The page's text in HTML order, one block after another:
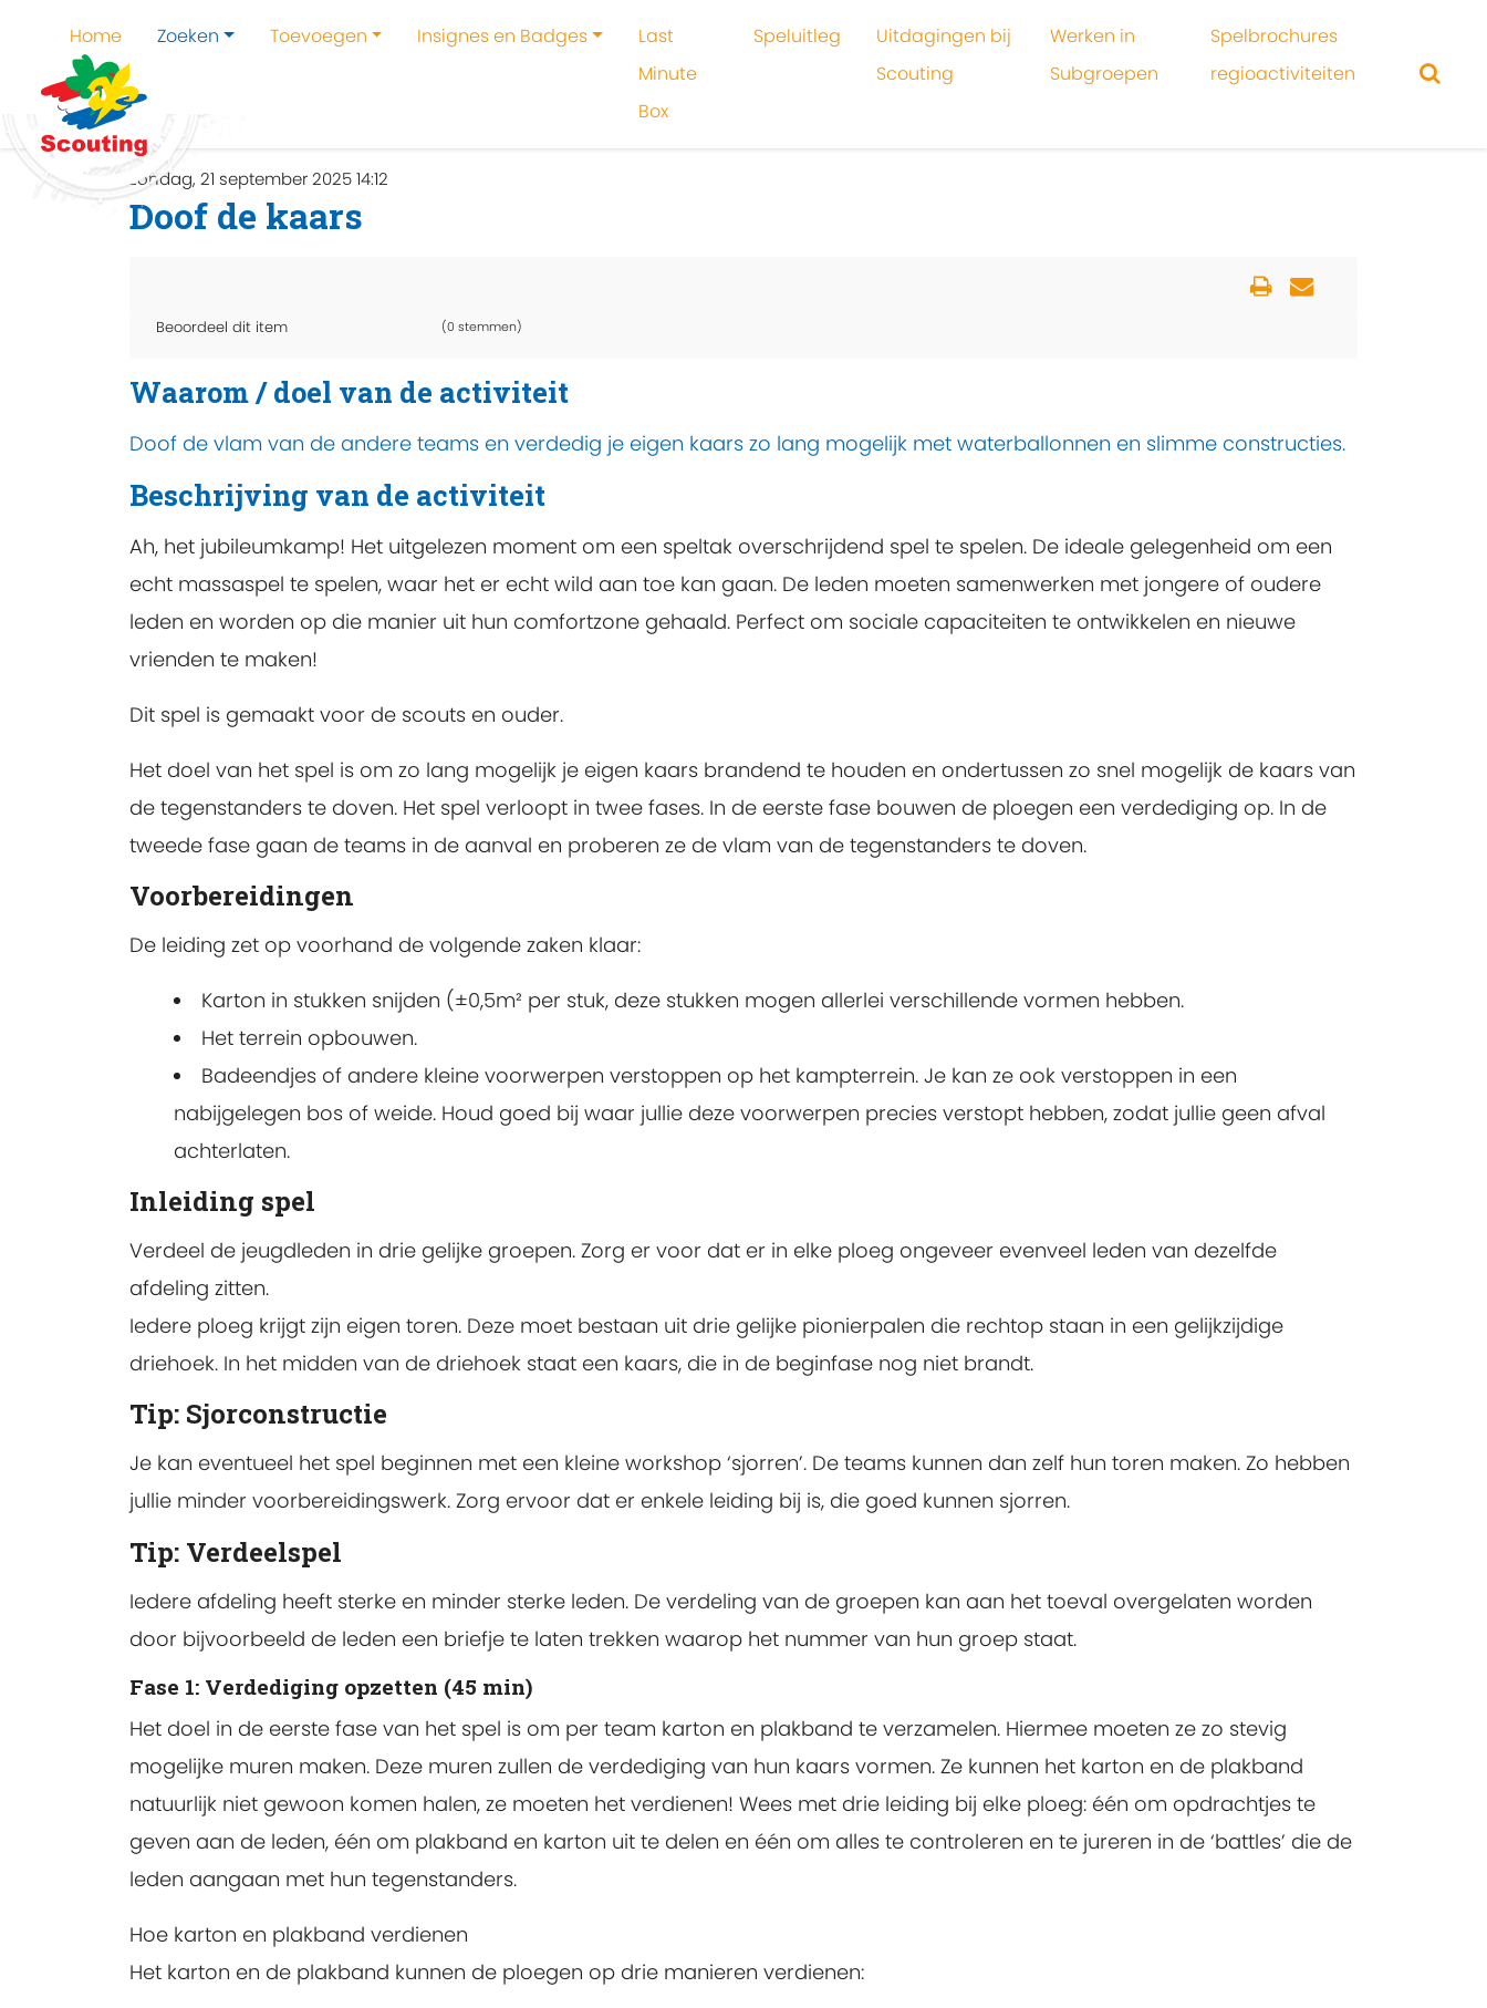
Home Zoeken Toevoegen Insignes en Badges
Last
Minute
Box
Speluitleg
Uitdagingen bij
Scouting
Werken in
Subgroepen
Spelbrochures
regioactiviteiten
Home Doof de kaars
zondag, 21 september 2025 14:12
Doof de kaars
Beoordeel dit item (0 stemmen)
Waarom / doel van de activiteit
Doof de vlam van de andere teams en verdedig je eigen kaars zo lang mogelijk met waterballonnen en slimme constructies.
Beschrijving van de activiteit
Ah, het jubileumkamp! Het uitgelezen moment om een speltak overschrijdend spel te spelen. De ideale gelegenheid om een
echt massaspel te spelen, waar het er echt wild aan toe kan gaan. De leden moeten samenwerken met jongere of oudere
leden en worden op die manier uit hun comfortzone gehaald. Perfect om sociale capaciteiten te ontwikkelen en nieuwe
vrienden te maken!
Dit spel is gemaakt voor de scouts en ouder.
Het doel van het spel is om zo lang mogelijk je eigen kaars brandend te houden en ondertussen zo snel mogelijk de kaars van
de tegenstanders te doven. Het spel verloopt in twee fases. In de eerste fase bouwen de ploegen een verdediging op. In de
tweede fase gaan de teams in de aanval en proberen ze de vlam van de tegenstanders te doven.
Voorbereidingen
De leiding zet op voorhand de volgende zaken klaar:
Karton in stukken snijden (±0,5m² per stuk, deze stukken mogen allerlei verschillende vormen hebben.
Het terrein opbouwen.
Badeendjes of andere kleine voorwerpen verstoppen op het kampterrein. Je kan ze ook verstoppen in een
nabijgelegen bos of weide. Houd goed bij waar jullie deze voorwerpen precies verstopt hebben, zodat jullie geen afval
achterlaten.
Inleiding spel
Verdeel de jeugdleden in drie gelijke groepen. Zorg er voor dat er in elke ploeg ongeveer evenveel leden van dezelfde
afdeling zitten.
Iedere ploeg krijgt zijn eigen toren. Deze moet bestaan uit drie gelijke pionierpalen die rechtop staan in een gelijkzijdige
driehoek. In het midden van de driehoek staat een kaars, die in de beginfase nog niet brandt.
Tip: Sjorconstructie
Je kan eventueel het spel beginnen met een kleine workshop ‘sjorren’. De teams kunnen dan zelf hun toren maken. Zo hebben
jullie minder voorbereidingswerk. Zorg ervoor dat er enkele leiding bij is, die goed kunnen sjorren.
Tip: Verdeelspel
Iedere afdeling heeft sterke en minder sterke leden. De verdeling van de groepen kan aan het toeval overgelaten worden
door bijvoorbeeld de leden een briefje te laten trekken waarop het nummer van hun groep staat.
Fase 1: Verdediging opzetten (45 min)
Het doel in de eerste fase van het spel is om per team karton en plakband te verzamelen. Hiermee moeten ze zo stevig
mogelijke muren maken. Deze muren zullen de verdediging van hun kaars vormen. Ze kunnen het karton en de plakband
natuurlijk niet gewoon komen halen, ze moeten het verdienen! Wees met drie leiding bij elke ploeg: één om opdrachtjes te
geven aan de leden, één om plakband en karton uit te delen en één om alles te controleren en te jureren in de ‘battles’ die de
leden aangaan met hun tegenstanders.
Hoe karton en plakband verdienen
Het karton en de plakband kunnen de ploegen op drie manieren verdienen: